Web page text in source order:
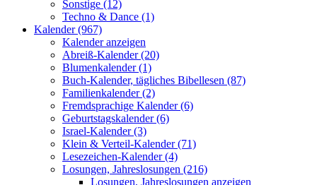
Sonstige (12)
Techno & Dance (1)
Kalender (967)
Kalender anzeigen
Abreiß-Kalender (20)
Blumenkalender (1)
Buch-Kalender, tägliches Bibellesen (87)
Familienkalender (2)
Fremdsprachige Kalender (6)
Geburtstagskalender (6)
Israel-Kalender (3)
Klein & Verteil-Kalender (71)
Lesezeichen-Kalender (4)
Losungen, Jahreslosungen (216)
Losungen, Jahreslosungen anzeigen